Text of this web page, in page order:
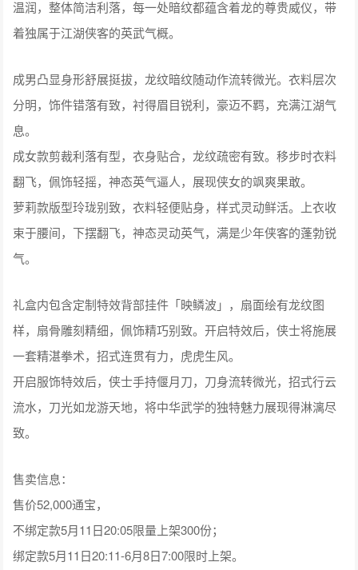
温润，整体简洁利落，每一处暗纹都蕴含着龙的尊贵威仪，带
着独属于江湖侠客的英武气概。
成男凸显身形舒展挺拔，龙纹暗纹随动作流转微光。衣料层次
分明，饰件错落有致，衬得眉目锐利，豪迈不羁，充满江湖气
息。
成女款剪裁利落有型，衣身贴合，龙纹疏密有致。移步时衣料
翻飞，佩饰轻摇，神态英气逼人，展现侠女的飒爽果敢。
萝莉款版型玲珑别致，衣料轻便贴身，样式灵动鲜活。上衣收
束于腰间，下摆翻飞，神态灵动英气，满是少年侠客的蓬勃锐
气。
礼盒内包含定制特效背部挂件「映鳞波」，扇面绘有龙纹图
样，扇骨雕刻精细，佩饰精巧别致。开启特效后，侠士将施展
一套精湛拳术，招式连贯有力，虎虎生风。
开启服饰特效后，侠士手持偃月刀，刀身流转微光，招式行云
流水，刀光如龙游天地，将中华武学的独特魅力展现得淋漓尽
致。
售卖信息：
售价52,000通宝，
不绑定款5月11日20:05限量上架300份；
绑定款5月11日20:11-6月8日7:00限时上架。